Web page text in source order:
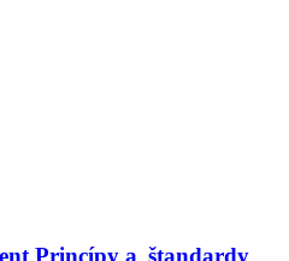
Princípy a štandardy